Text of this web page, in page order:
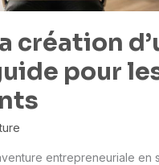
création
pour
entrepreneuriale en